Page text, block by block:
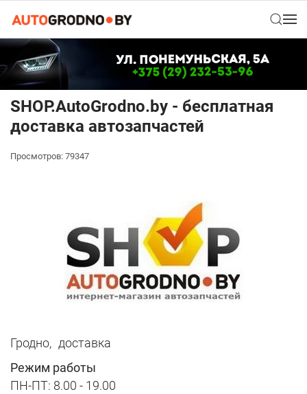
SHOP.AutoGrodno.by - бесплатная
доставка автозапчастей
Просмотров: 79347
Гродно, доставка
Режим работы
ПН-ПТ: 8.00 - 19.00